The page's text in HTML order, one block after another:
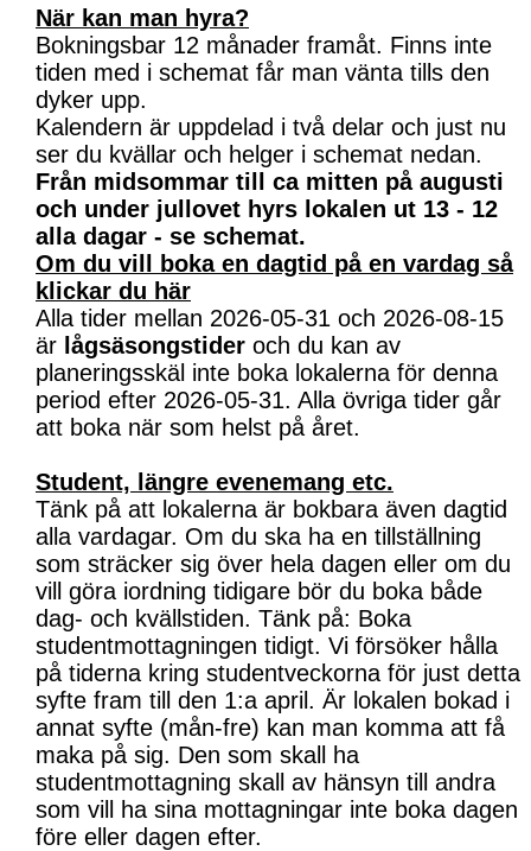
När kan man hyra?
Bokningsbar 12 månader framåt. Finns inte
tiden med i schemat får man vänta tills den
dyker upp.
Kalendern är uppdelad i två delar och just nu
ser du kvällar och helger i schemat nedan.
Från midsommar till ca mitten på augusti
och under jullovet hyrs lokalen ut 13 - 12
alla dagar - se schemat.
Om du vill boka en dagtid på en vardag så
klickar du här
Alla tider mellan 2026-05-31 och 2026-08-15
är lågsäsongstider och du kan av
planeringsskäl inte boka lokalerna för denna
period efter 2026-05-31. Alla övriga tider går
att boka när som helst på året.
Student, längre evenemang etc.
Tänk på att lokalerna är bokbara även dagtid
alla vardagar. Om du ska ha en tillställning
som sträcker sig över hela dagen eller om du
vill göra iordning tidigare bör du boka både
dag- och kvällstiden. Tänk på: Boka
studentmottagningen tidigt. Vi försöker hålla
på tiderna kring studentveckorna för just detta
syfte fram till den 1:a april. Är lokalen bokad i
annat syfte (mån-fre) kan man komma att få
maka på sig. Den som skall ha
studentmottagning skall av hänsyn till andra
som vill ha sina mottagningar inte boka dagen
före eller dagen efter.